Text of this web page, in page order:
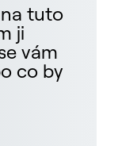
tuto
ji
vám
co by